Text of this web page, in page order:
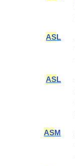
ASL
ASL
ASM